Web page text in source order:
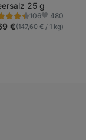
Premium-
von estnischen
25 g
106
5,
Favoriten
480
€(147,60 € / 1 kg)